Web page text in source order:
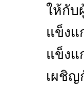
ให้กับ
แข็ง
แข็ง
เผชิ